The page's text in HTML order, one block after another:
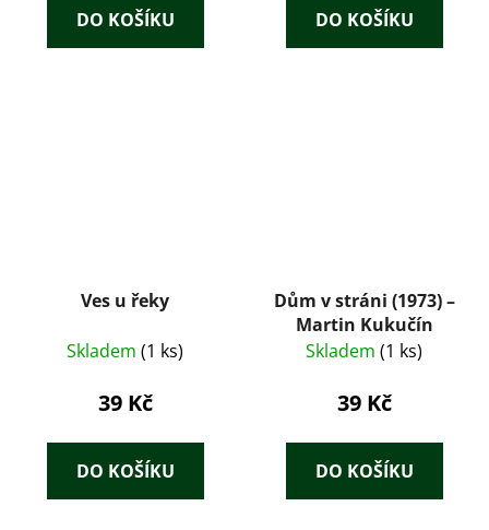
DO KOŠÍKU DO KOŠÍKU
Ves u řeky
Skladem (1 ks)
39 Kč
DO KOŠÍKU
Dům v stráni (1973) –
Martin Kukučín
Skladem (1 ks)
39 Kč
DO KOŠÍKU